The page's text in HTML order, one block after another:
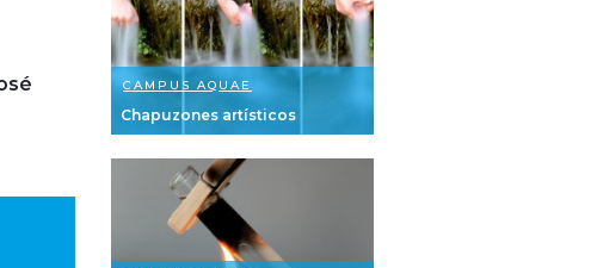
CAMPUS AQUAE
Chapuzones artísticos